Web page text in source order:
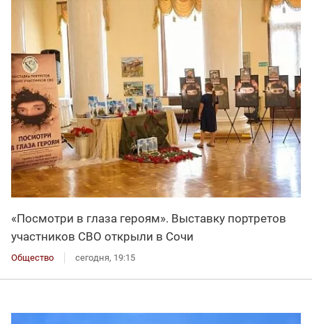
«Посмотри в глаза героям». Выставку портретов
участников СВО открыли в Сочи
Общество сегодня, 19:15